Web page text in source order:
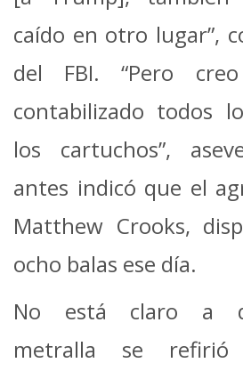
caído en otro lugar”,
del FBI. “Pero
contabilizado todos
los cartuchos”,
antes indicó que el
Matthew Crooks,
ocho balas ese día.
No está claro a
metralla se refirió